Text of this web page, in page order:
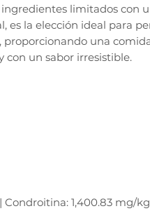
limitados con
es la elección ideal para
proporcionando una
con un sabor irresistible.
1,400.83 mg/kg